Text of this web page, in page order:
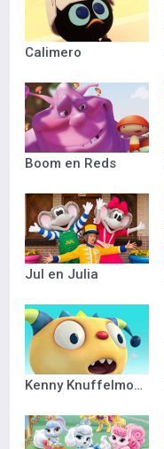
Calimero
Boom en Reds
Jul en Julia
Kenny Knuffelmonster